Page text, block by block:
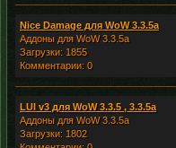
Nice Damage для WoW 3.3.5a
Аддоны для WoW 3.3.5a
Загрузки: 1855
Комментарии: 0
LUI v3 для WoW 3.3.5 , 3.3.5a
Аддоны для WoW 3.3.5a
Загрузки: 1802